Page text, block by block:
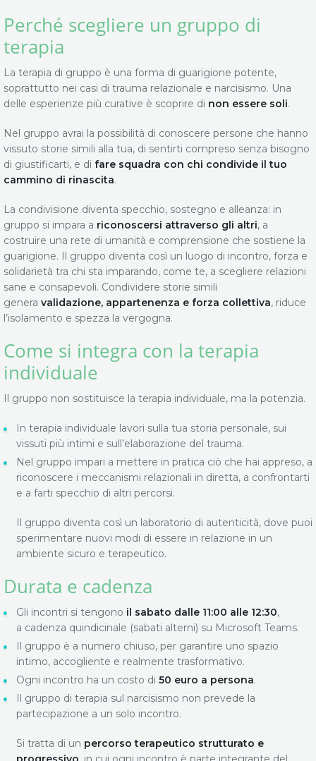
Perché scegliere un gruppo di
terapia
La terapia di gruppo è una forma di guarigione potente,
soprattutto nei casi di trauma relazionale e narcisismo. Una
delle esperienze più curative è scoprire di non essere soli.
Nel gruppo avrai la possibilità di conoscere persone che hanno
vissuto storie simili alla tua, di sentirti compreso senza bisogno
di giustificarti, e di fare squadra con chi condivide il tuo
cammino di rinascita.
La condivisione diventa specchio, sostegno e alleanza: in
gruppo si impara a riconoscersi attraverso gli altri, a
costruire una rete di umanità e comprensione che sostiene la
guarigione. Il gruppo diventa così un luogo di incontro, forza e
solidarietà tra chi sta imparando, come te, a scegliere relazioni
sane e consapevoli. Condividere storie simili
genera validazione, appartenenza e forza collettiva, riduce
l’isolamento e spezza la vergogna.
Come si integra con la terapia
individuale
Il gruppo non sostituisce la terapia individuale, ma la potenzia.
In terapia individuale lavori sulla tua storia personale, sui
vissuti più intimi e sull’elaborazione del trauma.
Nel gruppo impari a mettere in pratica ciò che hai appreso, a
riconoscere i meccanismi relazionali in diretta, a confrontarti
e a farti specchio di altri percorsi.
Il gruppo diventa così un laboratorio di autenticità, dove puoi
sperimentare nuovi modi di essere in relazione in un
ambiente sicuro e terapeutico.
Durata e cadenza
Gli incontri si tengono il sabato dalle 11:00 alle 12:30,
a cadenza quindicinale (sabati alterni) su Microsoft Teams.
Il gruppo è a numero chiuso, per garantire uno spazio
intimo, accogliente e realmente trasformativo.
Ogni incontro ha un costo di 50 euro a persona.
Il gruppo di terapia sul narcisismo non prevede la
partecipazione a un solo incontro.
Si tratta di un percorso terapeutico strutturato e